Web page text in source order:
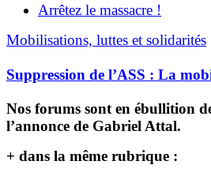
Arrêtez le massacre !
Mobilisations, luttes et solidarités
Suppression de l’ASS : La
Nos forums sont en ébullition
l’annonce de Gabriel Attal.
+ dans la même rubrique :